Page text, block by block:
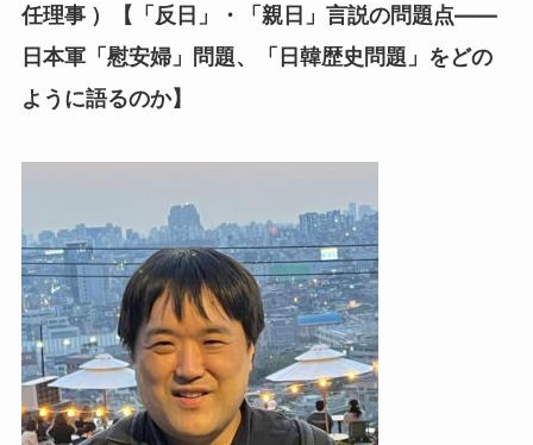
任理事 ）【「反日」・「親日」言説の問題点——
日本軍「慰安婦」問題、「日韓歴史問題」をどの
ように語るのか】